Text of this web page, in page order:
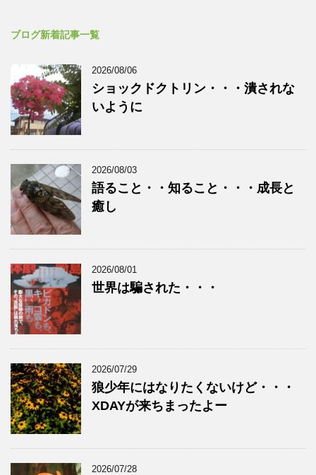
ブログ新着記事一覧
2026/08/06
ショックドクトリン・・・潰されな
いように
2026/08/03
語ること・・知ること・・・成長と
癒し
2026/08/01
世界は騙された・・・
2026/07/29
狼少年にはなりたくないけど・・・
XDAYが来ちまったよー
2026/07/28